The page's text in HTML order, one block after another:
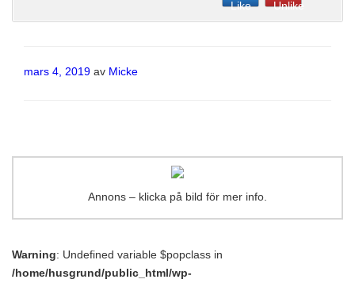
Publicerat
mars 4, 2019 av Micke
Annons – klicka på bild för mer info.
Warning: Undefined variable $popclass in
/home/husgrund/public_html/wp-